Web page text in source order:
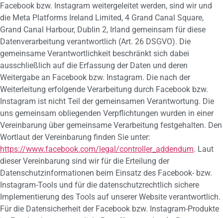
Facebook bzw. Instagram weitergeleitet werden, sind wir und
die Meta Platforms Ireland Limited, 4 Grand Canal Square,
Grand Canal Harbour, Dublin 2, Irland gemeinsam für diese
Datenverarbeitung verantwortlich (Art. 26 DSGVO). Die
gemeinsame Verantwortlichkeit beschränkt sich dabei
ausschließlich auf die Erfassung der Daten und deren
Weitergabe an Facebook bzw. Instagram. Die nach der
Weiterleitung erfolgende Verarbeitung durch Facebook bzw.
Instagram ist nicht Teil der gemeinsamen Verantwortung. Die
uns gemeinsam obliegenden Verpflichtungen wurden in einer
Vereinbarung über gemeinsame Verarbeitung festgehalten. Den
Wortlaut der Vereinbarung finden Sie unter:
https://www.facebook.com/legal/controller_addendum. Laut
dieser Vereinbarung sind wir für die Erteilung der
Datenschutzinformationen beim Einsatz des Facebook- bzw.
Instagram-Tools und für die datenschutzrechtlich sichere
Implementierung des Tools auf unserer Website verantwortlich.
Für die Datensicherheit der Facebook bzw. Instagram-Produkte